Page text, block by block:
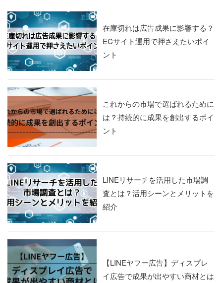
在庫切れは広告成果に影響する？
ECサイト運用で押さえたいポイ
ント
これからの市場で選ばれるために
は？持続的に成果を創出するポイ
ント
LINEリサーチを活用した市場調
査とは？活用シーンとメリットを
紹介
【LINEヤフー広告】ディスプレ
イ広告で成果が出やすい商材とは